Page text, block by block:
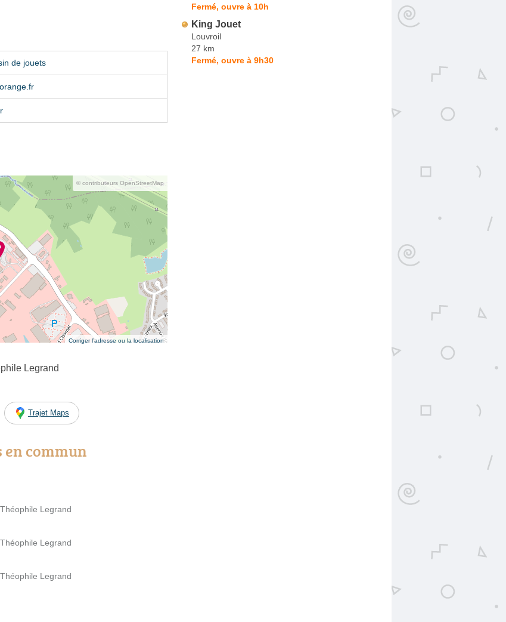
de jouets
© contributeurs OpenStreetMap
Corriger l’adresse ou la localisation
Legrand
Trajet Maps
commun
Legrand
Legrand
Legrand
Fermé, ouvre à 10h
King Jouet
Louvroil
27 km
Fermé, ouvre à 9h30